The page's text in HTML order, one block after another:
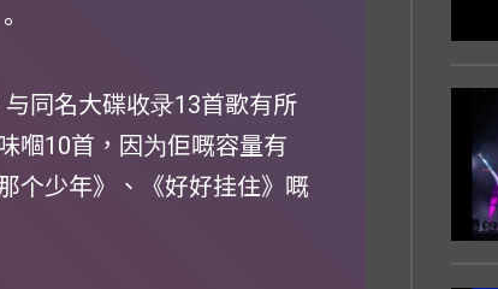
同名大碟收录13首歌有所
嗰10首，因为佢嘅容量有
个少年》、《好好挂住》嘅